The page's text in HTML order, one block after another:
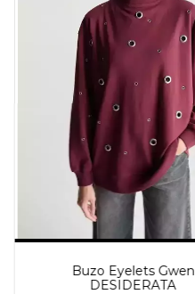
Buzo Eyelets Gwen
DESIDERATA